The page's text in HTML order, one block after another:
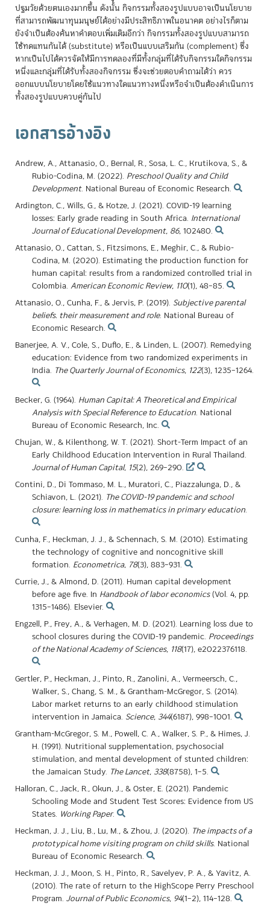
ปฐมวัยด้วยตนเองมากขึ้น ดังนั้น กิจกรรมทั้งสองรูปแบบอาจเป็นนโยบาย
ที่สามารถพัฒนาทุนมนุษย์ได้อย่างมีประสิทธิภาพในอนาคต อย่างไรก็ตาม
ยังจำเป็นต้องค้นหาคำตอบเพิ่มเติมอีกว่า กิจกรรมทั้งสองรูปแบบสามารถ
ใช้ทดแทนกันได้ (substitute) หรือเป็นแบบเสริมกัน (complement) ซึ่ง
หากเป็นไปได้ควรจัดให้มีการทดลองที่มีทั้งกลุ่มที่ได้รับกิจกรรมใดกิจกรรม
หนึ่งและกลุ่มที่ได้รับทั้งสองกิจกรรม ซึ่งจะช่วยตอบคำถามได้ว่า ควร
ออกแบบนโยบายโดยใช้แนวทางใดแนวทางหนึ่งหรือจำเป็นต้องดำเนินการ
ทั้งสองรูปแบบควบคู่กันไป
เอกสารอ้างอิง
Andrew, A., Attanasio, O., Bernal, R., Sosa, L. C., Krutikova, S., &
Rubio-Codina, M. (2022). Preschool Quality and Child
Development. National Bureau of Economic Research.
Ardington, C., Wills, G., & Kotze, J. (2021). COVID-19 learning
losses: Early grade reading in South Africa. International
Journal of Educational Development, 86, 102480.
Attanasio, O., Cattan, S., Fitzsimons, E., Meghir, C., & Rubio-
Codina, M. (2020). Estimating the production function for
human capital: results from a randomized controlled trial in
Colombia. American Economic Review, 110(1), 48–85.
Attanasio, O., Cunha, F., & Jervis, P. (2019). Subjective parental
beliefs. their measurement and role. National Bureau of
Economic Research.
Banerjee, A. V., Cole, S., Duflo, E., & Linden, L. (2007). Remedying
education: Evidence from two randomized experiments in
India. The Quarterly Journal of Economics, 122(3), 1235–1264.
Becker, G. (1964). Human Capital: A Theoretical and Empirical
Analysis with Special Reference to Education. National
Bureau of Economic Research, Inc.
Chujan, W., & Kilenthong, W. T. (2021). Short-Term Impact of an
Early Childhood Education Intervention in Rural Thailand.
Journal of Human Capital, 15(2), 269–290.
Contini, D., Di Tommaso, M. L., Muratori, C., Piazzalunga, D., &
Schiavon, L. (2021). The COVID-19 pandemic and school
closure: learning loss in mathematics in primary education.
Cunha, F., Heckman, J. J., & Schennach, S. M. (2010). Estimating
the technology of cognitive and noncognitive skill
formation. Econometrica, 78(3), 883–931.
Currie, J., & Almond, D. (2011). Human capital development
before age five. In Handbook of labor economics(Vol. 4, pp.
1315–1486). Elsevier.
Engzell, P., Frey, A., & Verhagen, M. D. (2021). Learning loss due to
school closures during the COVID-19 pandemic. Proceedings
of the National Academy of Sciences, 118(17), e2022376118.
Gertler, P., Heckman, J., Pinto, R., Zanolini, A., Vermeersch, C.,
Walker, S., Chang, S. M., & Grantham-McGregor, S. (2014).
Labor market returns to an early childhood stimulation
intervention in Jamaica. Science, 344(6187), 998–1001.
Grantham-McGregor, S. M., Powell, C. A., Walker, S. P., & Himes, J.
H. (1991). Nutritional supplementation, psychosocial
stimulation, and mental development of stunted children:
the Jamaican Study. The Lancet, 338(8758), 1–5.
Halloran, C., Jack, R., Okun, J., & Oster, E. (2021). Pandemic
Schooling Mode and Student Test Scores: Evidence from US
States. Working Paper.
Heckman, J. J., Liu, B., Lu, M., & Zhou, J. (2020). The impacts of a
prototypical home visiting program on child skills. National
Bureau of Economic Research.
Heckman, J. J., Moon, S. H., Pinto, R., Savelyev, P. A., & Yavitz, A.
(2010). The rate of return to the HighScope Perry Preschool
Program. Journal of Public Economics, 94(1–2), 114–128.